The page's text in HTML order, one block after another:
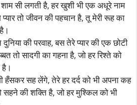
शाम सी लगती है, हर खुशी भी एक अधूरे नाम
तो जीवन की पहचान है, तू मेरी रूह का
की परवाह, बस तेरे प्यार की एक छोटी
तो सादगी का गहना है, जो हर रिश्ते को
हँसकर सह लेंगे, तेरे हर दर्द को भी अपना कह
सहने की शक्ति है, जो हर मुश्किल को भी